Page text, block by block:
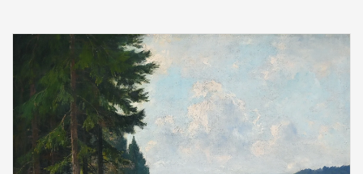
THEMEN
ENTDECKEN